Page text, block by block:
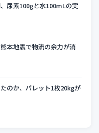
尿素100gと水100mLの実
本地震で物流の余力が消
のか、パレット1枚20kgが